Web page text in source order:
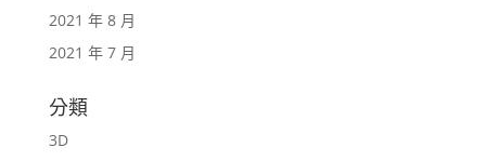
2021 年 8 月
2021 年 7 月
分類
3D